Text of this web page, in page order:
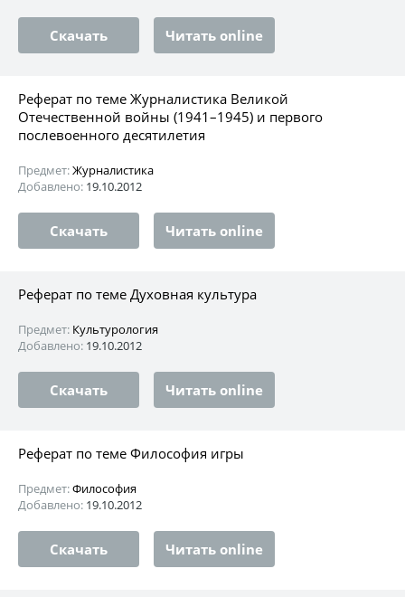
Скачать Читать online
Реферат по теме Журналистика Великой
Отечественной войны (1941–1945) и первого
послевоенного десятилетия
Предмет:Журналистика
Добавлено: 19.10.2012
Скачать Читать online
Реферат по теме Духовная культура
Предмет: Культурология
Добавлено: 19.10.2012
Скачать Читать online
Реферат по теме Философия игры
Предмет:Философия
Добавлено: 19.10.2012
Скачать Читать online